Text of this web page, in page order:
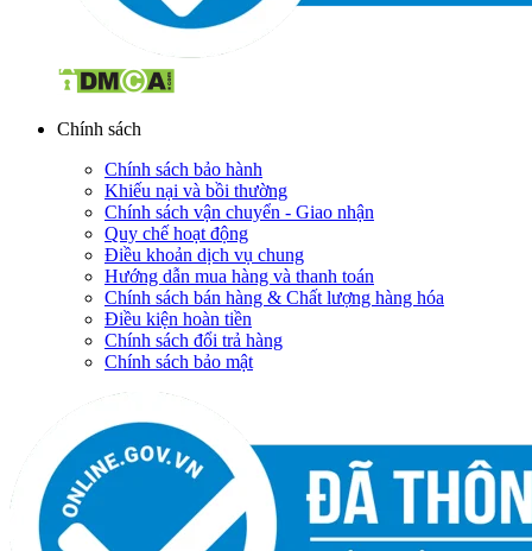
Chính sách
Chính sách bảo hành
Khiếu nại và bồi thường
Chính sách vận chuyển - Giao nhận
Quy chế hoạt động
Điều khoản dịch vụ chung
Hướng dẫn mua hàng và thanh toán
Chính sách bán hàng & Chất lượng hàng hóa
Điều kiện hoàn tiền
Chính sách đổi trả hàng
Chính sách bảo mật